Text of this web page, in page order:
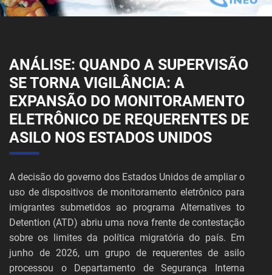
ANÁLISE: QUANDO A SUPERVISÃO
SE TORNA VIGILÂNCIA: A
EXPANSÃO DO MONITORAMENTO
ELETRÔNICO DE REQUERENTES DE
ASILO NOS ESTADOS UNIDOS
A decisão do governo dos Estados Unidos de ampliar o
uso de dispositivos de monitoramento eletrônico para
imigrantes submetidos ao programa Alternatives to
Detention (ATD) abriu uma nova frente de contestação
sobre os limites da política migratória do país. Em
junho de 2026, um grupo de requerentes de asilo
processou o Departamento de Segurança Interna